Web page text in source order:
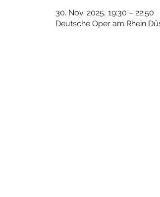
30. Nov. 2025, 19:30 – 22:50
Deutsche Oper am Rhein